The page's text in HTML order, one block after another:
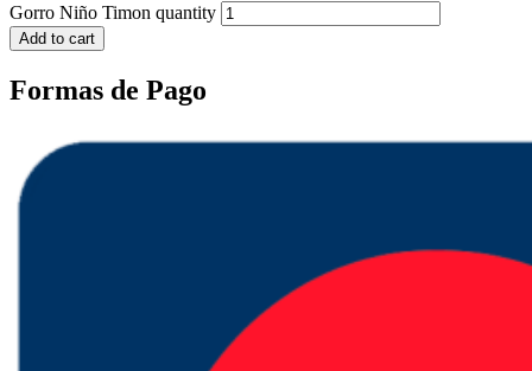
Gorro Niño Timon quantity
Add to cart
Formas de Pago